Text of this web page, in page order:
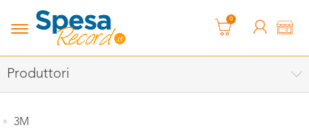
0
Produttori
3M